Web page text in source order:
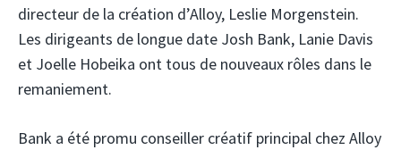
directeur de la création d’Alloy, Leslie Morgenstein.
Les dirigeants de longue date Josh Bank, Lanie Davis
et Joelle Hobeika ont tous de nouveaux rôles dans le
remaniement.
Bank a été promu conseiller créatif principal chez Alloy